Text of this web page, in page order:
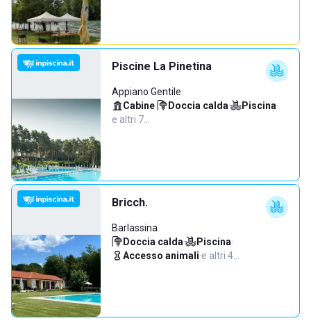
Piscine La Pinetina
Appiano Gentile
Cabine· Doccia calda· Piscina·
e altri 7…
Bricch.
Barlassina
Doccia calda· Piscina·
Accesso animali·e altri 4…